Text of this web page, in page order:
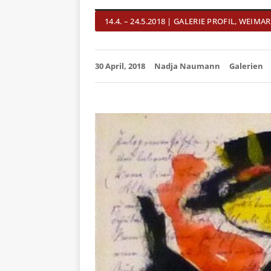
14.4. – 24.5.2018 | GALERIE PROFIL, WEIMAR
30 April, 2018 Nadja Naumann Galerien